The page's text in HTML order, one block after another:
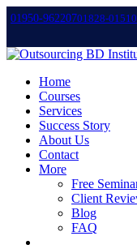
01950-96220701828-
Home
Courses
Services
Success Story
About Us
Contact
More
Free
Client
Blog
FAQ